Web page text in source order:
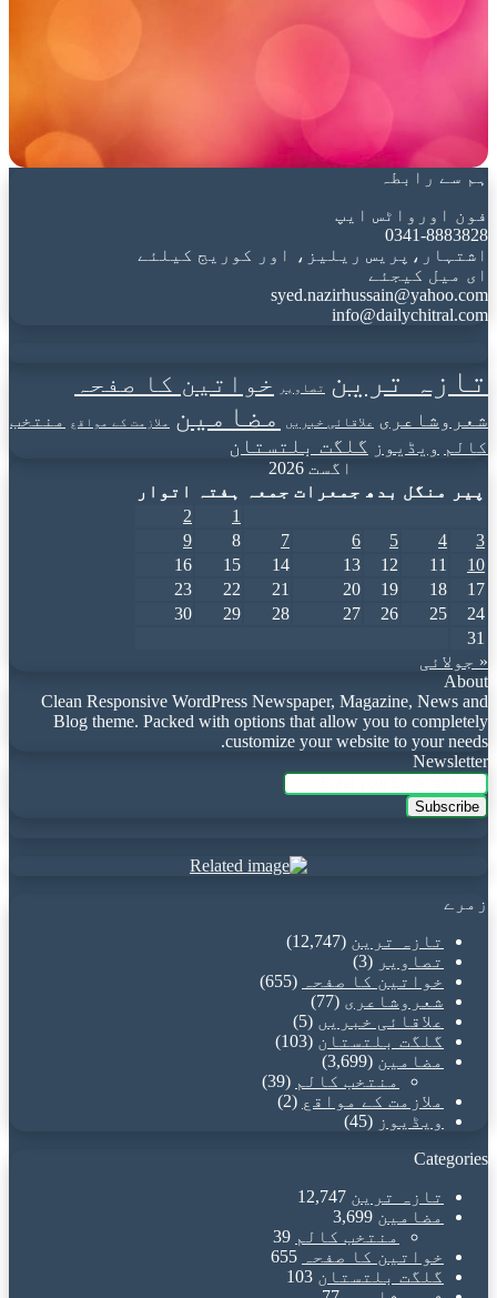
ہم سے رابطہ
فون اورواٹس ایپ
0341-8883828
اشتہار،پریس ریلیز، اور کوریج کیلئے
ای میل کیجئے
syed.nazirhussain@yahoo.com
info@dailychitral.com
تازہ ترین تصاویر خواتین کا صفحہ
شعروشاعری علاقائی خبریں مضامین ملازمت کے مواقع
منتخب
کالم ویڈیوز گلگت بلتستان
اگست 2026
پیر
منگل بدھ جمعرات جمعہ ہفتہ
اتوار
1
2
3
4
5
6
7
8
9
10
11
12
13
14
15
16
17
18
19
20
21
22
23
24
25
26
27
28
29
30
31
« جولائی
About
Clean Responsive WordPress Newspaper, Magazine, News and
Blog theme. Packed with options that allow you to completely
customize your website to your needs.
Newsletter
Enter
your
Email
زمرے
تازہ ترین (12,747)
تصاویر (3)
خواتین کا صفحہ
(655)
شعروشاعری (77)
علاقائی خبریں (5)
گلگت بلتستان (103)
مضامین (3,699)
منتخب کالم (39)
ملازمت کے مواقع (2)
ویڈیوز (45)
Categories
تازہ ترین 12,747
مضامین 3,699
منتخب کالم 39
خواتین کا صفحہ
655
گلگت بلتستان 103